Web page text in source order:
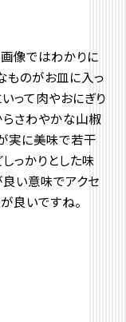
像ではわかりに
ものがお皿に入っ
いって肉やおにぎり
らさわやかな山椒
実に美味で若干
っかりとした味
い意味でアクセ
良いですね。